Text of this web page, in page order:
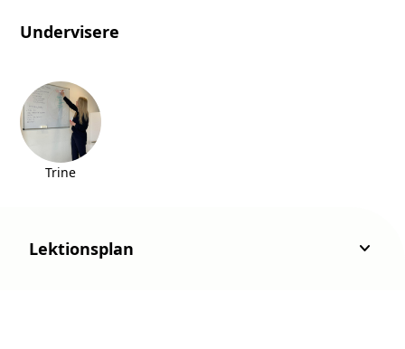
Undervisere
Trine
Lektionsplan keyboard_arrow_down